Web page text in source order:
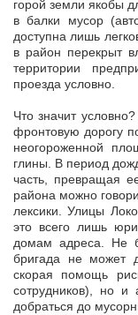
горой земли якобы
в балки мусор
доступна лишь
в район перекрыт
территории
проезда условно.
Что значит
фронтовую дорогу
неогороженной
глины. В период
часть, превращая
района можно
лексики. Улицы
это всего лишь
домам адреса. Не
бригада не может
скорая помощь
сотрудников), но и
добраться до